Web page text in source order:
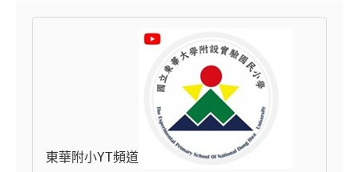
東華附小YT頻道